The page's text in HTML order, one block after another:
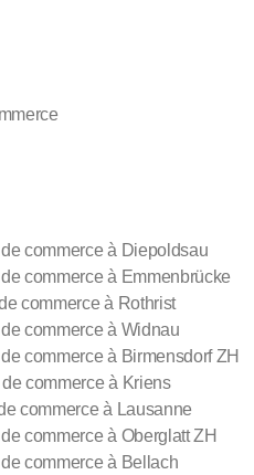
commerce à Diepoldsau
commerce à Emmenbrücke
commerce à Rothrist
commerce à Widnau
commerce à Birmensdorf ZH
commerce à Kriens
commerce à Lausanne
commerce à Oberglatt ZH
commerce à Bellach